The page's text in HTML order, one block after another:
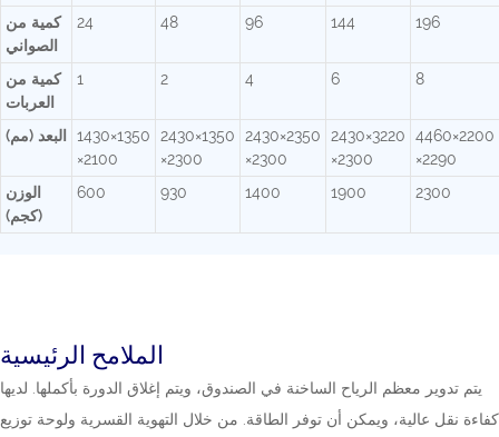
كمية من
الصواني
24 48 96 144 196
كمية من
العربات
1 2 4 6 8
البعد (مم)
1430×1350
×2100
2430×1350
×2300
2430×2350
×2300
2430×3220
×2300
4460×2200
×2290
الوزن
(كجم)
600 930 1400 1900 2300
الملامح الرئيسية
يتم تدوير معظم الرياح الساخنة في الصندوق، ويتم إغلاق الدورة بأكملها. لديها
كفاءة نقل عالية، ويمكن أن توفر الطاقة. من خلال التهوية القسرية ولوحة توزيع